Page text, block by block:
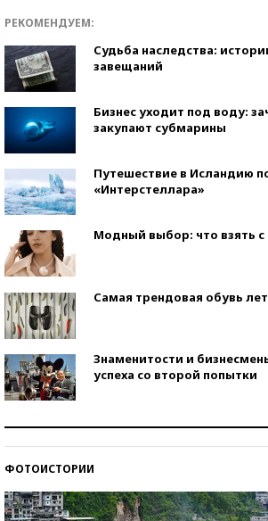
РЕКОМЕНДУЕМ:
Судьба наследства:
завещаний
Бизнес уходит под воду:
закупают субмарины
Путешествие в Исландию
«Интерстеллара»
Модный выбор: что взять с
Самая трендовая обувь
Знаменитости и
успеха со второй попытки
ФОТОИСТОРИИ